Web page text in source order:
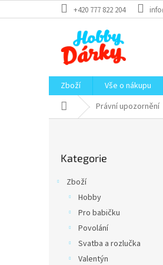
na
+420 777 822 204
Zboží Vše o nákupu
Domů Právní upozornění
kategorie
Kategorie
Zboží
Hobby
Pro babičku
Povolání
Svatba a rozlučka
Valentýn